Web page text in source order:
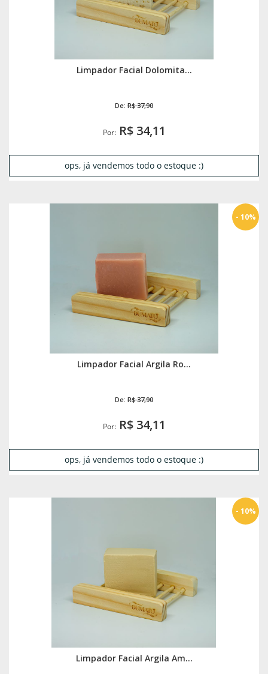
Limpador Facial Dolomita...
De: R$ 37,90
Por:R$ 34,11
ops, já vendemos todo o estoque :)
Limpador Facial Argila Ro...
De: R$ 37,90
Por:R$ 34,11
- 10%
ops, já vendemos todo o estoque :)
Limpador Facial Argila Am...
- 10%